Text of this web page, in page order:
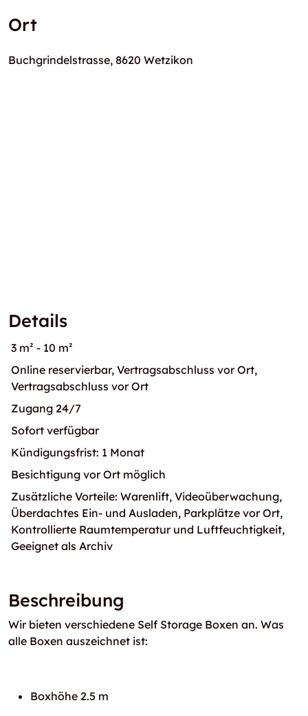
Ort
Buchgrindelstrasse, 8620 Wetzikon
Details
3 m² - 10 m²
Online reservierbar, Vertragsabschluss vor Ort,
Vertragsabschluss vor Ort
Zugang 24/7
Sofort verfügbar
Kündigungsfrist: 1 Monat
Besichtigung vor Ort möglich
Zusätzliche Vorteile: Warenlift, Videoüberwachung,
Überdachtes Ein- und Ausladen, Parkplätze vor Ort,
Kontrollierte Raumtemperatur und Luftfeuchtigkeit,
Geeignet als Archiv
Beschreibung
Wir bieten verschiedene Self Storage Boxen an. Was
alle Boxen auszeichnet ist:
Boxhöhe 2.5 m